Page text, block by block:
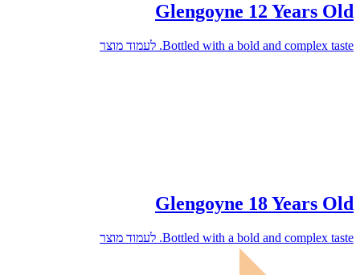
Glengoyne 12 Years Old
Bottled with a bold and complex taste. לעמוד מוצר
Glengoyne 18 Years Old
Bottled with a bold and complex taste. לעמוד מוצר